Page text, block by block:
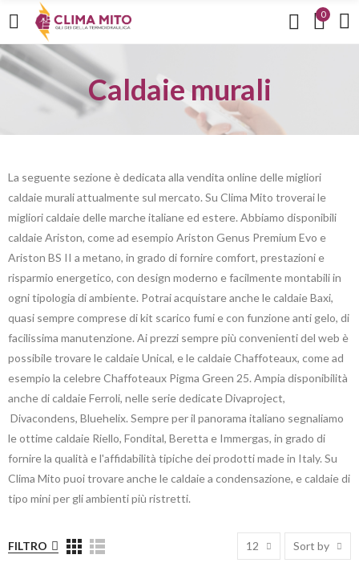
0
Caldaie murali
La seguente sezione è dedicata alla vendita online delle migliori
caldaie murali attualmente sul mercato. Su Clima Mito troverai le
migliori caldaie delle marche italiane ed estere. Abbiamo disponibili
caldaie Ariston, come ad esempio Ariston Genus Premium Evo e
Ariston BS II a metano, in grado di fornire comfort, prestazioni e
risparmio energetico, con design moderno e facilmente montabili in
ogni tipologia di ambiente. Potrai acquistare anche le caldaie Baxi,
quasi sempre comprese di kit scarico fumi e con funzione anti gelo, di
facilissima manutenzione. Ai prezzi sempre più convenienti del web è
possibile trovare le caldaie Unical, e le caldaie Chaffoteaux, come ad
esempio la celebre Chaffoteaux Pigma Green 25. Ampia disponibilità
anche di caldaie Ferroli, nelle serie dedicate Divaproject,
Divacondens, Bluehelix. Sempre per il panorama italiano segnaliamo
le ottime caldaie Riello, Fondital, Beretta e Immergas, in grado di
fornire la qualità e l'affidabilità tipiche dei prodotti made in Italy. Su
Clima Mito puoi trovare anche le caldaie a condensazione, e caldaie di
tipo mini per gli ambienti più ristretti.
FILTRO 12 Sort by